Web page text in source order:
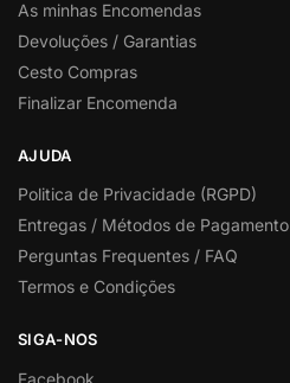
As minhas Encomendas
Devoluções / Garantias
Cesto Compras
Finalizar Encomenda
AJUDA
Politica de Privacidade (RGPD)
Entregas / Métodos de Pagamento
Perguntas Frequentes / FAQ
Termos e Condições
SIGA-NOS
Facebook